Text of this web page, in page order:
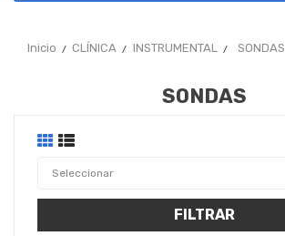
Inicio CLÍNICA INSTRUMENTAL SONDAS
SONDAS
Seleccionar
FILTRAR